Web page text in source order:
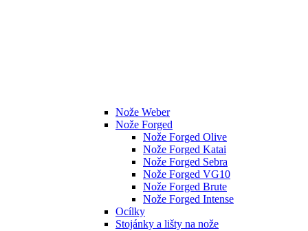
Nože Weber
Nože Forged
Nože Forged Olive
Nože Forged Katai
Nože Forged Sebra
Nože Forged VG10
Nože Forged Brute
Nože Forged Intense
Ocílky
Stojánky a lišty na nože